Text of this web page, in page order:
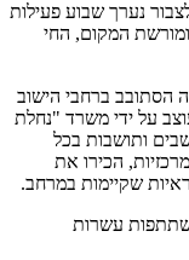
נערך שבוע פעילות
ומורשת המקום, החי
הסתובב ברחבי הישוב
על ידי משרד "נחלת
ותושבות בכל
הכירו את
שקיימות במרחב.
עשרות